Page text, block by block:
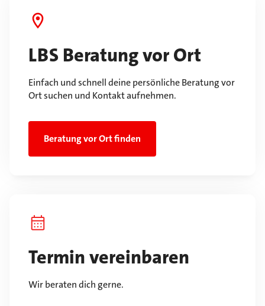
LBS Beratung vor Ort
Einfach und schnell deine persönliche Beratung vor
Ort suchen und Kontakt aufnehmen.
Beratung vor Ort finden
Termin vereinbaren
Wir beraten dich gerne.